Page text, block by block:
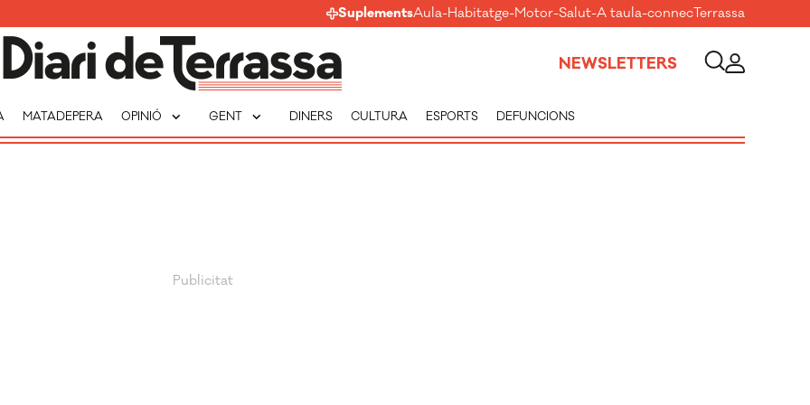
SuplementsAula-Habitatge-Motor-Salut-A taula-connecTerrassa
NEWSLETTERS
MATADEPERA OPINIÓ expand_more GENT expand_more DINERS CULTURA ESPORTS DEFUNCIONS